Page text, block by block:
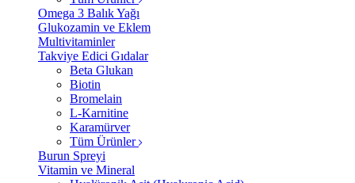
Omega 3 Balık Yağı
Glukozamin ve Eklem
Multivitaminler
Takviye Edici Gıdalar
Beta Glukan
Biotin
Bromelain
L-Karnitine
Karamürver
Tüm Ürünler
Burun Spreyi
Vitamin ve Mineral